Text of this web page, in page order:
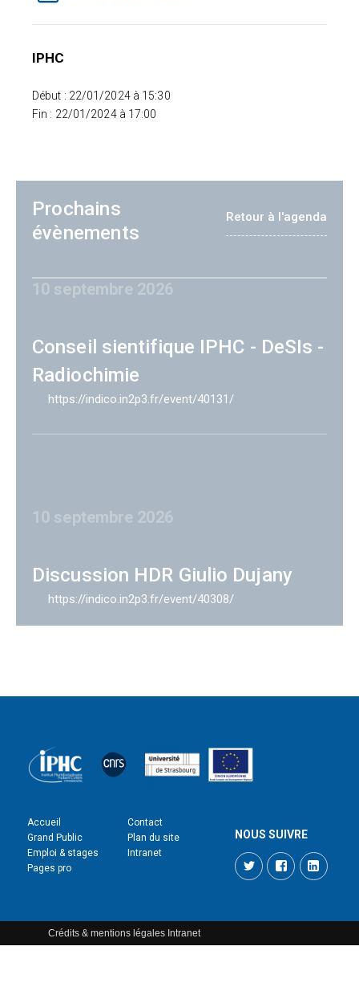
IPHC
Début : 22/01/2024 à 15:30
Fin : 22/01/2024 à 17:00
Prochains
évènements
Retour à l'agenda
10 septembre 2026
Conseil sientifique IPHC - DeSIs -
Radiochimie
https://indico.in2p3.fr/event/40131/
10 septembre 2026
Discussion HDR Giulio Dujany
https://indico.in2p3.fr/event/40308/
Accueil
Grand Public
Emploi & stages
Pages pro
Contact
Plan du site
Intranet
NOUS SUIVRE
TwitterFacebook
Crédits & mentions légales Intranet